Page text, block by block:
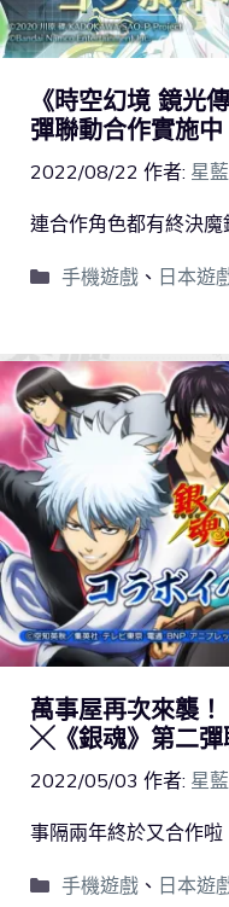
《時空幻境 鏡光
彈聯動合作實施
2022/08/22 作者: 星藍
連合作角色都有終決魔
手機遊戲、 日本遊
萬事屋再次來襲！
╳《銀魂》第二彈
2022/05/03 作者: 星藍
事隔兩年終於又合作啦
手機遊戲、 日本遊